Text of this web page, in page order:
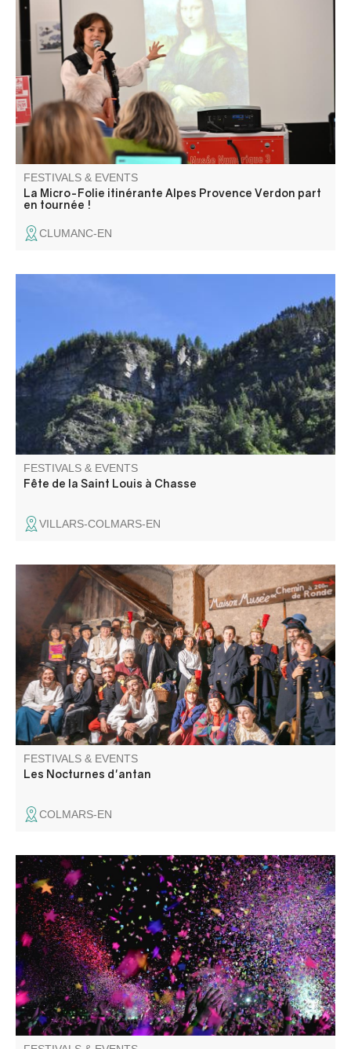
La Micro-Folie itinérante Alpes Provence Verdon s'installe
à Clumanc ! La Micro-Folie c'est un musée numérique, un
espace de réalité virtuelle, un fablab et une ludothèque.
Une programmation riche et ludique vous attend pour
petits et grands.
FESTIVALS & EVENTS
La Micro-Folie itinérante Alpes Provence Verdon part
en tournée !
CLUMANC-EN
Fête au cœur du petit hameau de Chasse au milieu des
FESTIVALS & EVENTS
Fête de la Saint Louis à Chasse
VILLARS-COLMARS-EN
During these evenings, you'll be transported back in time
to discover Colmars through the ages. A unique
experience at the heart of the village's museum and
fortifications, guaranteed to delight young and old alike!
FESTIVALS & EVENTS
Les Nocturnes d'antan
COLMARS-EN
La garde entrevalaise organise un bal de fin de saison
pour clôturer les vacances d'été !